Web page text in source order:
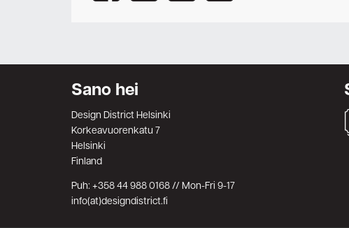
Sano hei
Design District Helsinki
Korkeavuorenkatu 7
Helsinki
Finland
Puh: +358 44 988 0168 // Mon-Fri 9-17
info(at)designdistrict.fi